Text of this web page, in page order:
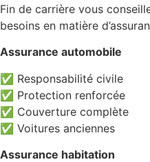
Fin de carrière vous
besoins en matière
Assurance automobile
✅ Responsabilité civile
✅ Protection renforcée
✅ Couverture complète
✅ Voitures anciennes
Assurance habitation